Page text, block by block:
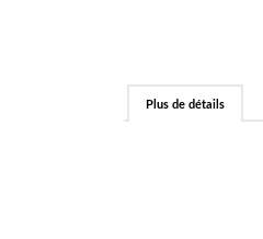
Plus de détails